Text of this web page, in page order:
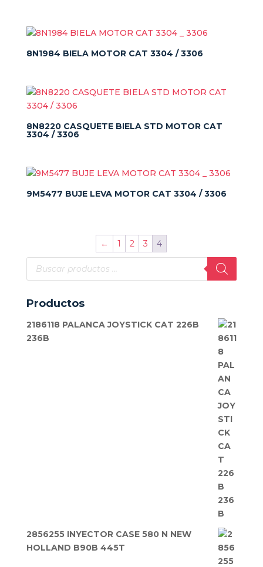
8N1984 BIELA MOTOR CAT 3304 / 3306
8N8220 CASQUETE BIELA STD MOTOR CAT
3304 / 3306
9M5477 BUJE LEVA MOTOR CAT 3304 / 3306
← 1 2 3
4
Búsqueda
productos
Productos
2186118 PALANCA JOYSTICK CAT 226B
236B
2856255 INYECTOR CASE 580 N NEW
HOLLAND B90B 445T